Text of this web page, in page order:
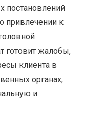
постановлений
привлечении к
готовит жалобы,
клиента в
органах,
и